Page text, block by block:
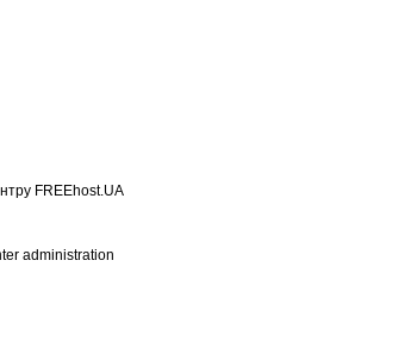
FREEhost.UA
administration